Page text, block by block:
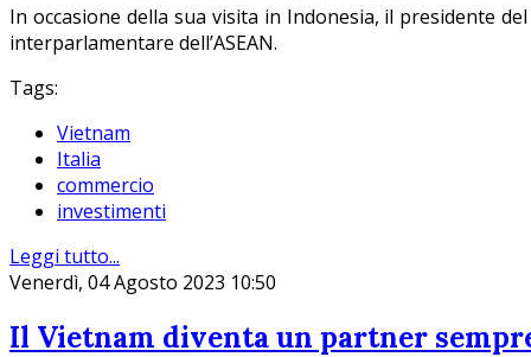
In occasione della sua visita in Indonesia, il presidente
interparlamentare dell’ASEAN.
Tags:
Vietnam
Italia
commercio
investimenti
Leggi tutto...
Venerdì, 04 Agosto 2023 10:50
Il Vietnam diventa un partner